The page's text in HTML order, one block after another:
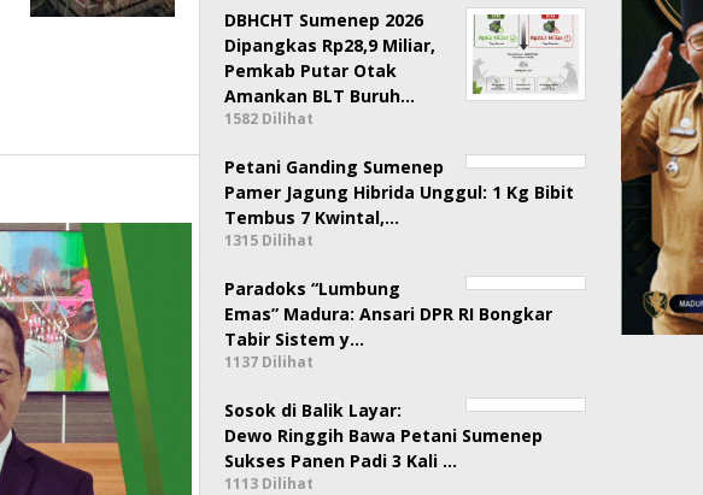
DBHCHT Sumenep 2026
Dipangkas Rp28,9 Miliar,
Pemkab Putar Otak
Amankan BLT Buruh…
1582 Dilihat
Petani Ganding Sumenep
Pamer Jagung Hibrida Unggul: 1 Kg Bibit
Tembus 7 Kwintal,…
1315 Dilihat
Paradoks “Lumbung
Emas” Madura: Ansari DPR RI Bongkar
Tabir Sistem y…
1137 Dilihat
Sosok di Balik Layar:
Dewo Ringgih Bawa Petani Sumenep
Sukses Panen Padi 3 Kali …
1113 Dilihat